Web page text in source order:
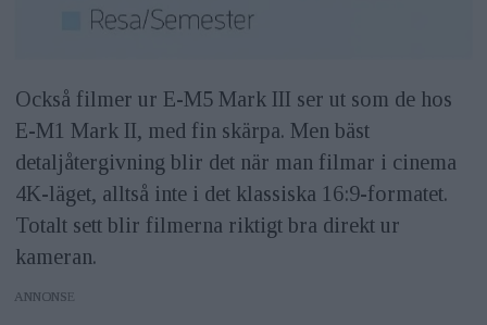
Också filmer ur E-M5 Mark III ser ut som de hos
E-M1 Mark II, med fin skärpa. Men bäst
detaljåtergivning blir det när man filmar i cinema
4K-läget, alltså inte i det klassiska 16:9-formatet.
Totalt sett blir filmerna riktigt bra direkt ur
kameran.
ANNONS